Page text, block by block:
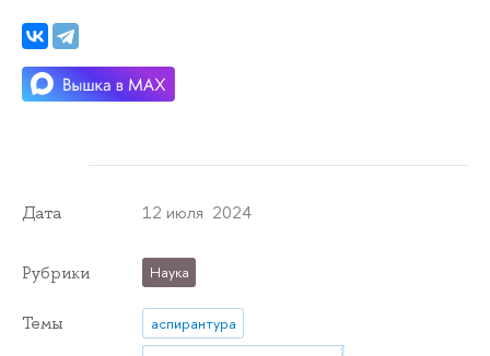
Дата 12 июля 2024
Рубрики Наука
Темы
аспирантура